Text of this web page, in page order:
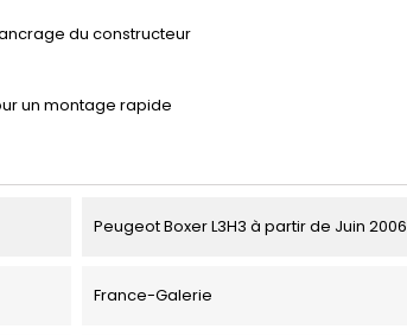
du constructeur
un montage rapide
Peugeot Boxer L3H3 à partir de Juin 2006
France-Galerie